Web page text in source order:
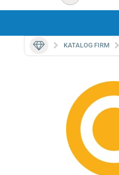
KATALOG FIRM